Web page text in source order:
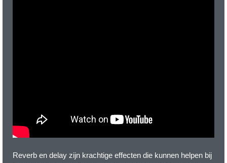
Reverb en delay zijn krachtige effecten die kunnen helpen bij